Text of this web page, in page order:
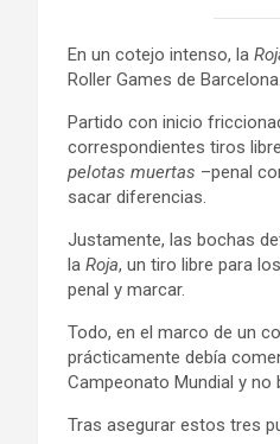
En un cotejo intenso, la
Roller Games de Barcelona.
Partido con inicio
correspondientes tiros
pelotas muertas –penal
sacar diferencias.
Justamente, las bochas
la Roja, un tiro libre para
penal y marcar.
Todo, en el marco de un
prácticamente debía
Campeonato Mundial y no
Tras asegurar estos tres